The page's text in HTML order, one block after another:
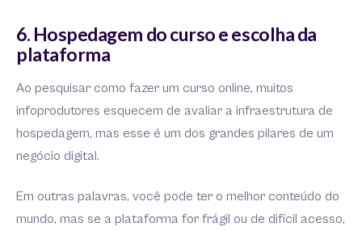
6. Hospedagem do curso e escolha da
plataforma
Ao pesquisar como fazer um curso online, muitos
infoprodutores esquecem de avaliar a infraestrutura de
hospedagem, mas esse é um dos grandes pilares de um
negócio digital.
Em outras palavras, você pode ter o melhor conteúdo do
mundo, mas se a plataforma for frágil ou de difícil acesso,